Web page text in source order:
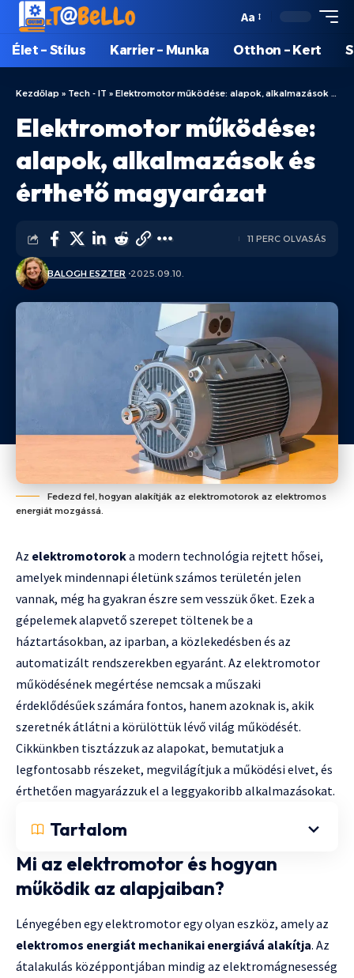
Aa
Élet – Stílus Karrier – Munka Otthon – Kert
Kezdőlap » Tech - IT » Elektromotor működése: alapok, alkalmazások és érthető magyarázat
Elektromotor működése:
alapok, alkalmazások és
érthető magyarázat
BALOGH ESZTER 2025.09.10.
11 PERC OLVASÁS
Fedezd fel, hogyan alakítják az elektromotorok az elektromos
energiát mozgássá.
Az elektromotoroka modern technológia rejtett hősei,
amelyek mindennapi életünk számos területén jelen
vannak, még ha gyakran észre sem vesszük őket. Ezek a
gépelemek alapvető szerepet töltenek be a
háztartásokban, az iparban, a közlekedésben és az
automatizált rendszerekben egyaránt. Az elektromotor
működésének megértése nemcsak a műszaki
érdeklődésűek számára fontos, hanem azoknak is, akik
szeretnék átlátni a körülöttük lévő világ működését.
Cikkünkben tisztázzuk az alapokat, bemutatjuk a
legfontosabb részeket, megvilágítjuk a működési elvet, és
érthetően magyarázzuk el a leggyakoribb alkalmazásokat.
Tartalom
Mi az elektromotor és hogyan
működik az alapjaiban?
Lényegében egy elektromotor egy olyan eszköz, amely az
elektromos energiát mechanikai energiává alakítja. Az
átalakulás középpontjában mindig az elektromágnesesség